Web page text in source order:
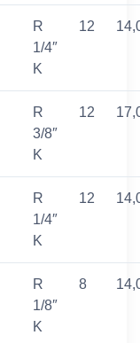
R
1/4″
K
12
R
3/8″
K
12
R
1/4″
K
12
R
1/8″
K
8